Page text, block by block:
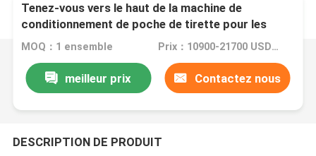
Tenez-vous vers le haut de la machine de
conditionnement de poche de tirette pour les
poudres d'alliage ferros 50g 100g 250g
MOQ：1 ensemble Prix：10900-21700 USD/SET
meilleur prix Contactez nous
DESCRIPTION DE PRODUIT